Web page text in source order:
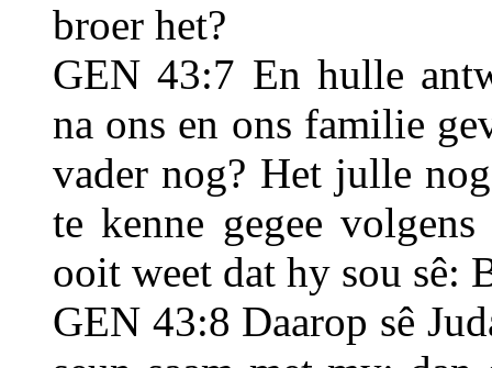
broer het?
GEN 43:7 En hulle
na ons en ons familie
vader nog? Het julle
te kenne gegee
ooit weet dat hy sou sê:
GEN 43:8 Daarop sê